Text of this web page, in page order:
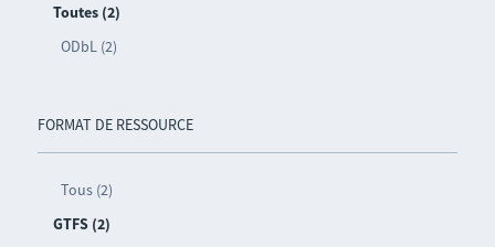
Toutes (2)
ODbL (2)
FORMAT DE RESSOURCE
Tous (2)
GTFS (2)